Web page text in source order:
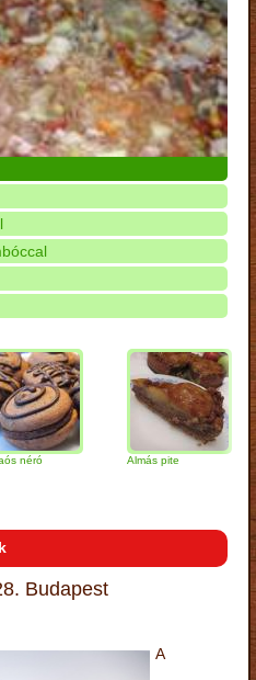
Almás pite
Budapest
A